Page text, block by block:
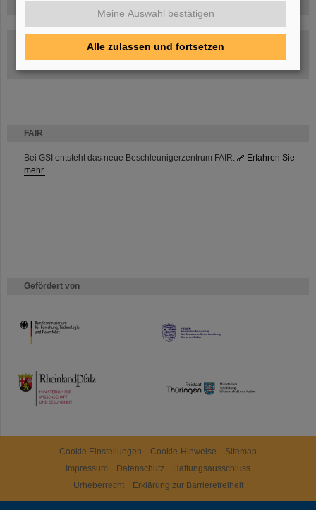
FAIR
Bei GSI entsteht das neue Beschleunigerzentrum FAIR.
Erfahren Sie
mehr.
Gefördert von
HMWK
TMWWDG
GSI-FAIR Kolloquium
Cookie Einstellungen Cookie-Hinweise
Sitemap
Impressum
Datenschutz
Haftungsausschluss
Urheberrecht
Erklärung zur Barrierefreiheit
Meine Auswahl bestätigen
Alle zulassen und fortsetzen